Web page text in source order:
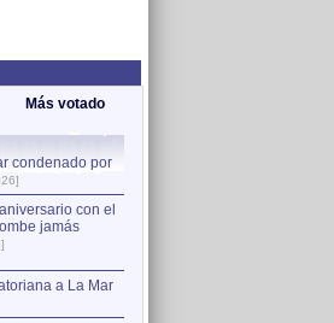
Más votado
condenado por
con el
jamás
a La Mar